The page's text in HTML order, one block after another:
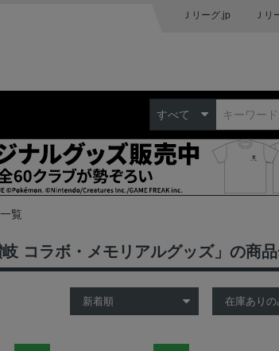
Ｊリーグ.jp Ｊリ
すべて
覧
岐 コラボ・メモリアルグッズ」の商